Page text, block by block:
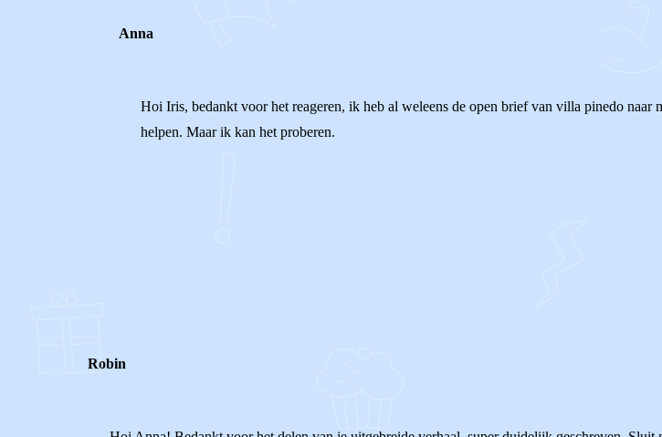
Anna
Hoi Iris, bedankt voor het reageren, ik heb al weleens de open brief van villa pinedo
helpen. Maar ik kan het proberen.
Robin